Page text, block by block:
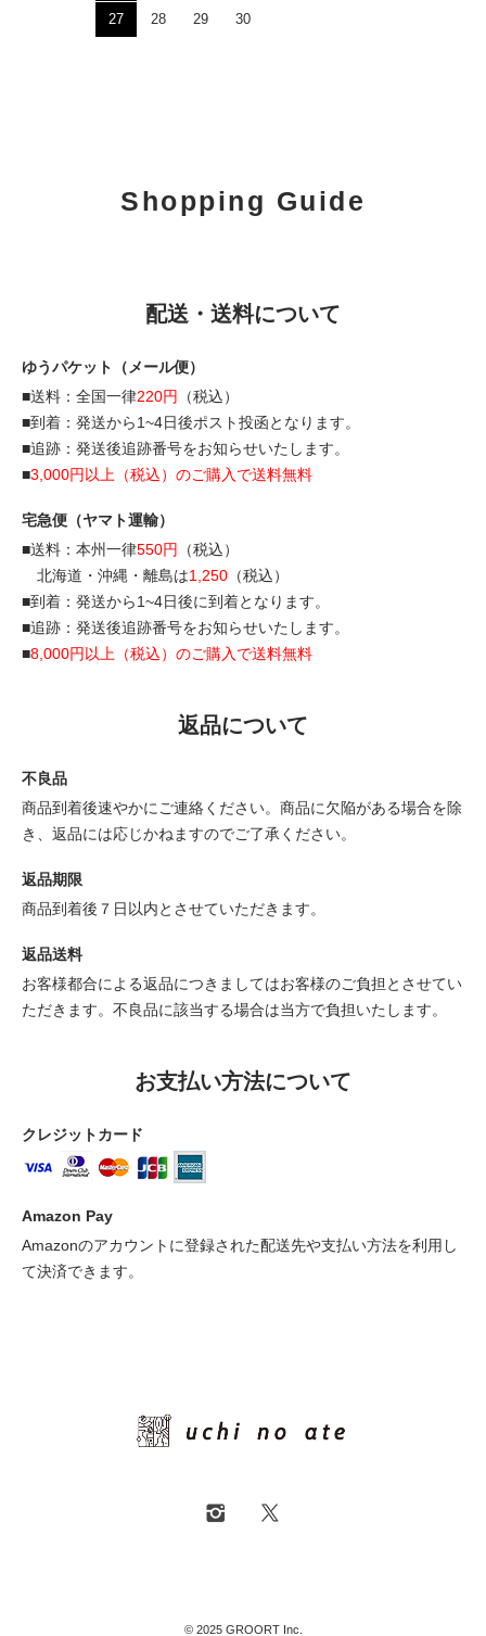
27 28 29 30
Shopping Guide
配送・送料について
ゆうパケット（メール便）
■送料：全国一律220円
（税込）
■到着：発送から1~4日後ポスト投函となります。
■追跡：発送後追跡番号をお知らせいたします。
■3,000円以上（税込）のご購入で送料無料
宅急便（ヤマト運輸）
■送料：本州一律550円
（税込）
北海道・沖縄・離島は1,250 （税込）
■到着：発送から1~4日後に到着となります。
■追跡：発送後追跡番号をお知らせいたします。
■8,000円以上（税込）のご購入で送料無料
返品について
不良品
商品到着後速やかにご連絡ください。商品に欠陥がある場合を除
き、返品には応じかねますのでご了承ください。
返品期限
商品到着後７日以内とさせていただきます。
返品送料
お客様都合による返品につきましてはお客様のご負担とさせてい
ただきます。不良品に該当する場合は当方で負担いたします。
お支払い方法について
クレジットカード
Amazon Pay
Amazonのアカウントに登録された配送先や支払い方法を利用し
て決済できます。
© 2025 GROORT Inc.